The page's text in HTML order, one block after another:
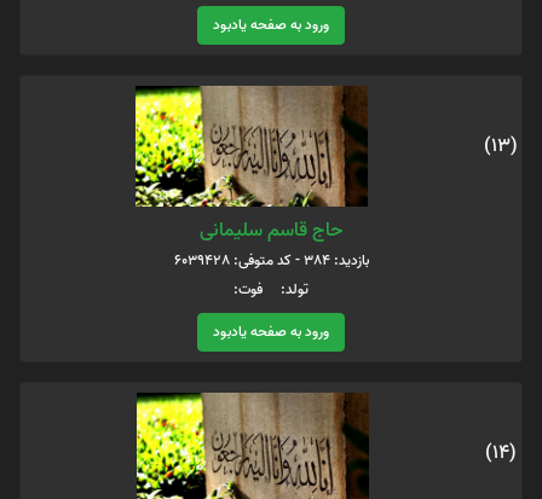
ورود به صفحه یادبود
(13)
حاج قاسم سلیمانی
بازدید: 384 - کد متوفی: 6039428
تولد: فوت:
ورود به صفحه یادبود
(14)